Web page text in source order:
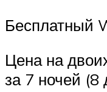
Бесплатный
Цена на
за 7 ночей (8